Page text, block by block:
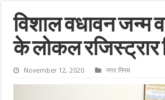
विशाल वधावन जन्म व
के लोकल रजिस्ट्रार
November 12, 2020 नगर निगम